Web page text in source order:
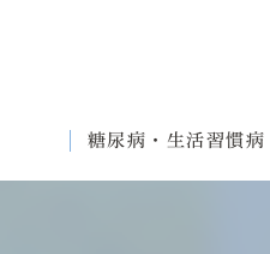
糖尿病・生活習慣病